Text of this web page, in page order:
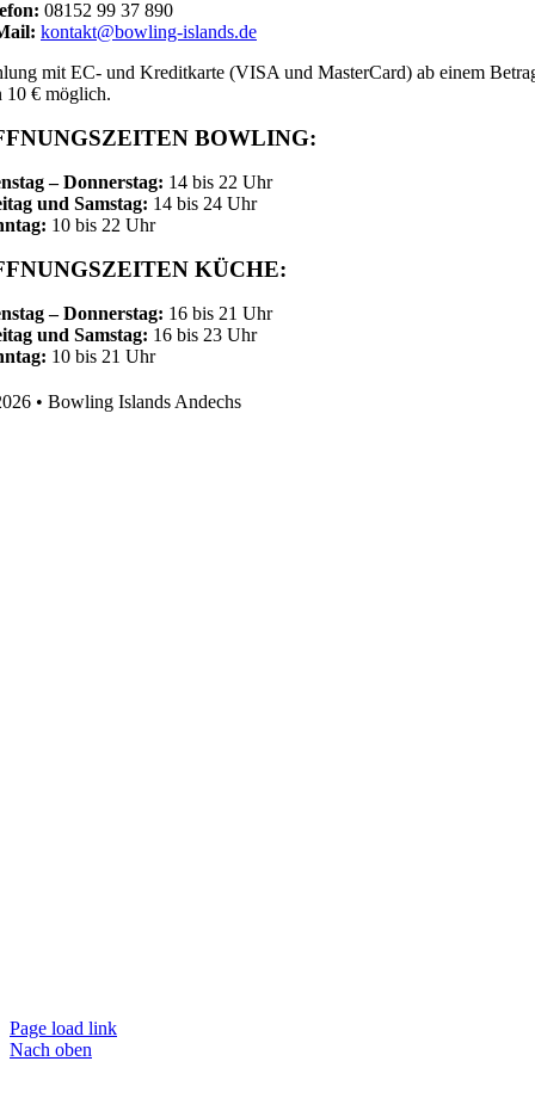
08152 99 37 890
kontakt@bowling-islands.de
mit EC- und Kreditkarte (VISA und MasterCard) ab einem
10 € möglich.
BOWLING:
– Donnerstag: 14 bis 22 Uhr
und Samstag: 14 bis 24 Uhr
10 bis 22 Uhr
KÜCHE:
– Donnerstag: 16 bis 21 Uhr
und Samstag: 16 bis 23 Uhr
10 bis 21 Uhr
• Bowling Islands Andechs
Page load link
Nach oben